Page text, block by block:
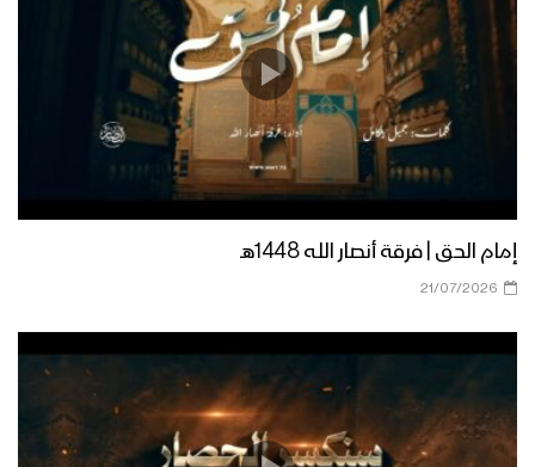
إمام الحق | فرقة أنصار الله 1448هـ
21/07/2026